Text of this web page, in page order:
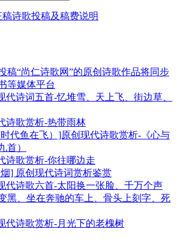
稿“尚仁诗歌网”的原创诗歌作品将同步
等媒体平台
代诗词五首-忆堆雪、天上飞、街边草、
诗歌赏析-热带雨林
代鱼在飞）]原创现代诗歌赏析-《心与
首）
诗歌赏析-你往哪边走
] 原创现代诗词赏析鉴赏
代诗歌六首-太阳换一张脸、千万个声
黑、坐在奔驰的车上、骨头上刻字、死
代诗歌赏析-月光下的老槐树